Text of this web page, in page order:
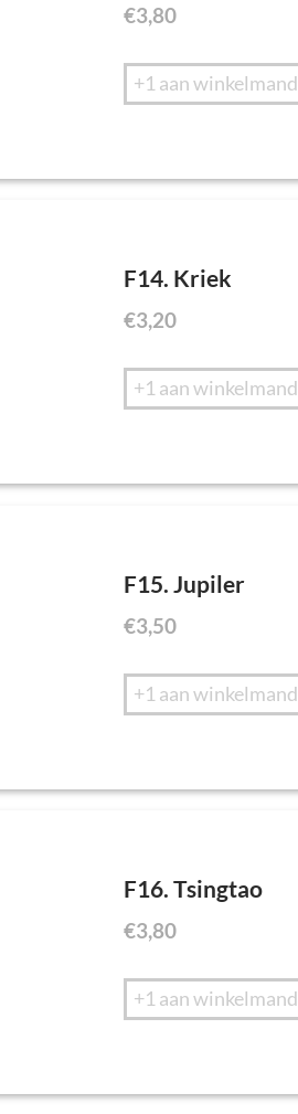
€3,80
+1 aan winkelmand
F14. Kriek
€3,20
+1 aan winkelmand
F15. Jupiler
€3,50
+1 aan winkelmand
F16. Tsingtao
€3,80
+1 aan winkelmand